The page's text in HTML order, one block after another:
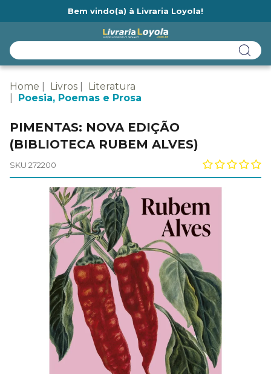
Bem vindo(a) à Livraria Loyola!
Home Livros
Literatura
Poesia, Poemas e Prosa
PIMENTAS: NOVA EDIÇÃO
(BIBLIOTECA RUBEM ALVES)
SKU 272200